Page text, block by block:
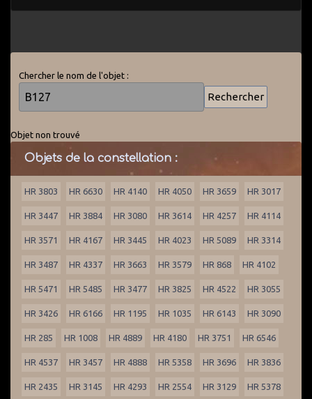
Chercher le nom de l'objet :
Objet non trouvé
Objets de la constellation :
HR 3803 HR 6630 HR 4140 HR 4050 HR 3659 HR 3017
HR 3447 HR 3884 HR 3080 HR 3614 HR 4257 HR 4114
HR 3571 HR 4167 HR 3445 HR 4023 HR 5089 HR 3314
HR 3487 HR 4337 HR 3663 HR 3579 HR 868 HR 4102
HR 5471 HR 5485 HR 3477 HR 3825 HR 4522 HR 3055
HR 3426 HR 6166 HR 1195 HR 1035 HR 6143 HR 3090
HR 285 HR 1008 HR 4889 HR 4180 HR 3751 HR 6546
HR 4537 HR 3457 HR 4888 HR 5358 HR 3696 HR 3836
HR 2435 HR 3145 HR 4293 HR 2554 HR 3129 HR 5378